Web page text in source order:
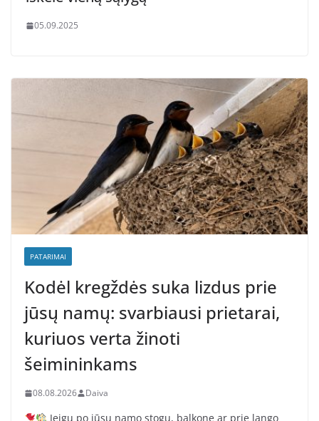
05.09.2025
PATARIMAI
Kodėl kregždės suka lizdus prie
jūsų namų: svarbiausi prietarai,
kuriuos verta žinoti
šeimininkams
08.08.2026 Daiva
Jeigu po jūsų namo stogu, balkone ar prie lango